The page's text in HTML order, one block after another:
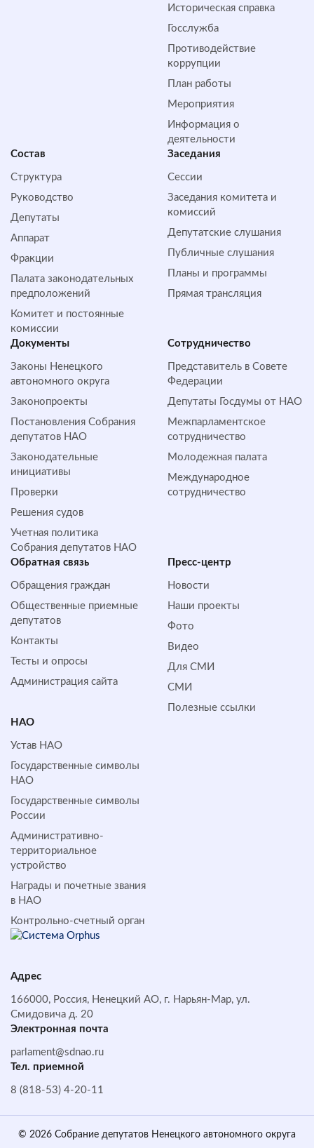
Историческая справка
Госслужба
Противодействие
коррупции
План работы
Мероприятия
Информация о
деятельности
Состав
Структура
Руководство
Депутаты
Аппарат
Фракции
Палата законодательных
предположений
Комитет и постоянные
комиссии
Заседания
Сессии
Заседания комитета и
комиссий
Депутатские слушания
Публичные слушания
Планы и программы
Прямая трансляция
Документы
Законы Ненецкого
автономного округа
Законопроекты
Постановления Собрания
депутатов НАО
Законодательные
инициативы
Проверки
Решения судов
Учетная политика
Собрания депутатов НАО
Сотрудничество
Представитель в Совете
Федерации
Депутаты Госдумы от НАО
Межпарламентское
сотрудничество
Молодежная палата
Международное
сотрудничество
Обратная cвязь
Обращения граждан
Общественные приемные
депутатов
Контакты
Тесты и опросы
Администрация сайта
Пресс-центр
Новости
Наши проекты
Фото
Видео
Для СМИ
СМИ
Полезные ссылки
НАО
Устав НАО
Государственные символы
НАО
Государственные символы
России
Административно-
территориальное
устройство
Награды и почетные звания
в НАО
Контрольно-счетный орган
Адрес
166000, Россия, Ненецкий АО, г. Нарьян-Мар, ул.
Смидовича д. 20
Электронная почта
parlament@sdnao.ru
Тел. приемной
8 (818-53) 4-20-11
© 2026 Собрание депутатов Ненецкого автономного округа